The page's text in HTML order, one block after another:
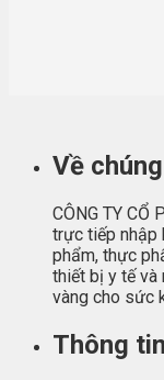
Về
CÔNG TY CỔ
trực tiếp nhập
phẩm, thực
thiết bị y tế và
vàng cho sức
Thông